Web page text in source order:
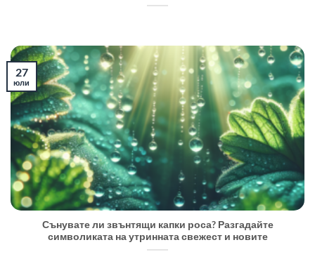
Сънувате ли звънтящи капки роса? Разгадайте
символиката на утринната свежест и новите
27
юли